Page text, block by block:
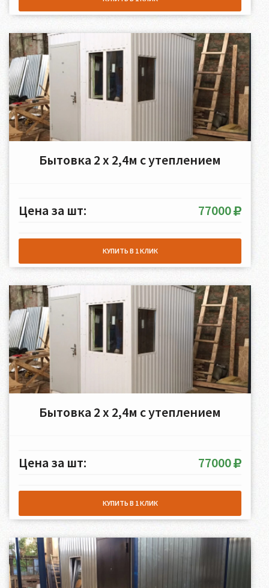
Бытовка 2 х 2,4м с утеплением
Цена за шт: 77000
КУПИТЬ В 1 КЛИК
Бытовка 2 х 2,4м с утеплением
Цена за шт: 77000
КУПИТЬ В 1 КЛИК